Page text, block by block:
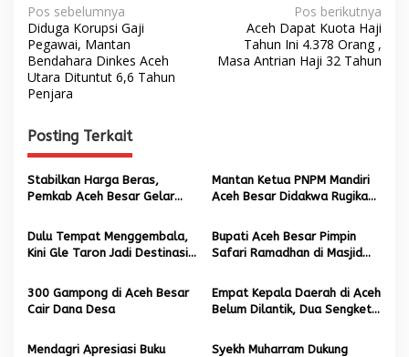
N
a
v
i
a
s
i
o
Pos sebelumnya
Diduga Korupsi Gaji
Pegawai, Mantan
Bendahara Dinkes Aceh
Utara Dituntut 6,6 Tahun
Penjara
Pos berikutnya
Aceh Dapat Kuota Haji
Tahun Ini 4.378 Orang ,
Masa Antrian Haji 32 Tahun
Posting Terkait
Stabilkan Harga Beras,
Pemkab Aceh Besar Gelar
Mantan Ketua PNPM Mandiri
Aceh Besar Didakwa Rugikan
Dulu Tempat Menggembala,
Kini Gle Taron Jadi Destinasi
Bupati Aceh Besar Pimpin
Safari Ramadhan di Masjid
300 Gampong di Aceh Besar
Cair Dana Desa
Empat Kepala Daerah di Aceh
Belum Dilantik, Dua Sengketa
Mendagri Apresiasi Buku
Syekh Muharram Dukung